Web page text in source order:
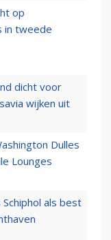
op
in tweede
dicht voor
wijken uit
Dulles
Lounges
als best